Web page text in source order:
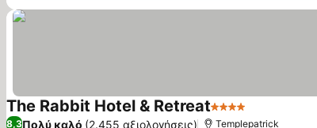
The Rabbit Hotel & Retreat4 Αστέρια
8,3Πολύ καλό (2.455 αξιολογήσεις) Templepatrick